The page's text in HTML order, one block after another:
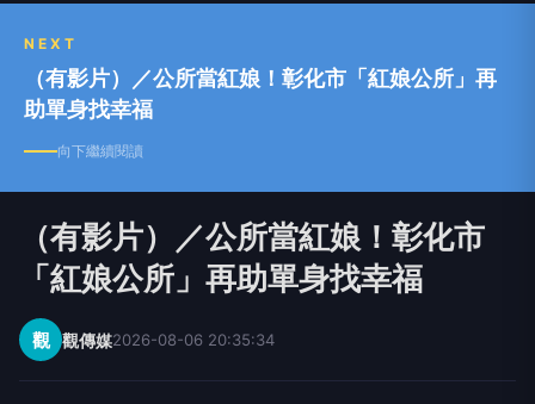
NEXT
（有影片）／公所當紅娘！彰化市「紅娘公所」再
助單身找幸福
向下繼續閱讀
（有影片）／公所當紅娘！彰化市
「紅娘公所」再助單身找幸福
觀 觀傳媒2026-08-06 20:35:34